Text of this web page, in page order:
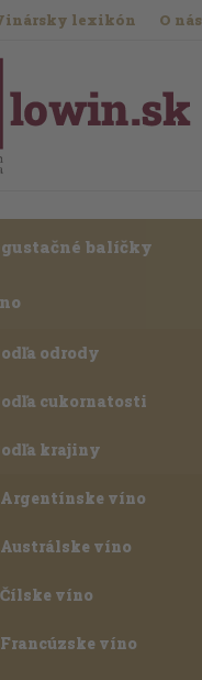
lexikón O nás
balíčky
odrody
cukornatosti
krajiny
Argentínske víno
Austrálske víno
Čílske víno
Francúzske víno